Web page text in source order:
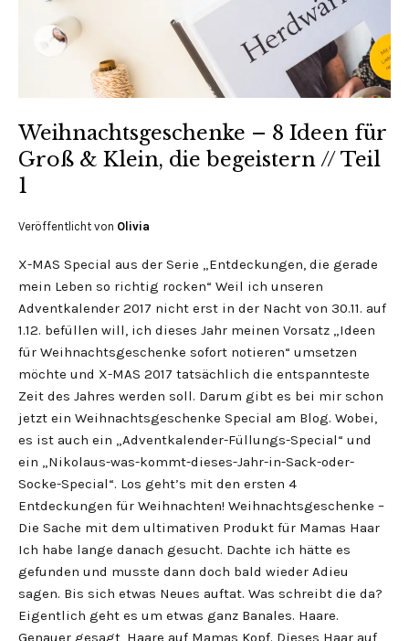
Weihnachtsgeschenke – 8 Ideen für
Groß & Klein, die begeistern // Teil
1
Veröffentlicht von Olivia
X-MAS Special aus der Serie „Entdeckungen, die gerade
mein Leben so richtig rocken“ Weil ich unseren
Adventkalender 2017 nicht erst in der Nacht von 30.11. auf
1.12. befüllen will, ich dieses Jahr meinen Vorsatz „Ideen
für Weihnachtsgeschenke sofort notieren“ umsetzen
möchte und X-MAS 2017 tatsächlich die entspannteste
Zeit des Jahres werden soll. Darum gibt es bei mir schon
jetzt ein Weihnachtsgeschenke Special am Blog. Wobei,
es ist auch ein „Adventkalender-Füllungs-Special“ und
ein „Nikolaus-was-kommt-dieses-Jahr-in-Sack-oder-
Socke-Special“. Los geht’s mit den ersten 4
Entdeckungen für Weihnachten! Weihnachtsgeschenke –
Die Sache mit dem ultimativen Produkt für Mamas Haar
Ich habe lange danach gesucht. Dachte ich hätte es
gefunden und musste dann doch bald wieder Adieu
sagen. Bis sich etwas Neues auftat. Was schreibt die da?
Eigentlich geht es um etwas ganz Banales. Haare.
Genauer gesagt, Haare auf Mamas Kopf. Dieses Haar auf